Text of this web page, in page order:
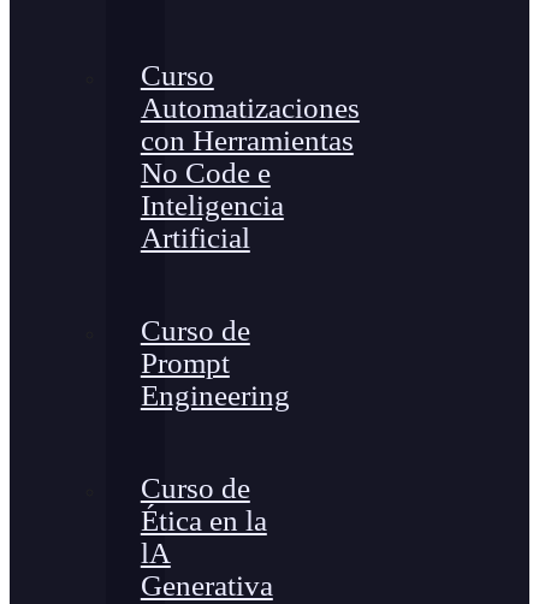
Curso
Automatizaciones
con Herramientas
No Code e
Inteligencia
Artificial
Curso de
Prompt
Engineering
Curso de
Ética en la
lA
Generativa